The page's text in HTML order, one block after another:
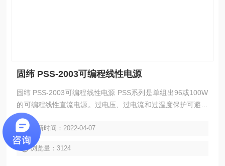
固纬 PSS-2003可编程线性电源
固纬 PSS-2003可编程线性电源 PSS系列是单组出96或100W
的可编程线性直流电源。过电压、过电流和过温度保护可避免
PST电源及负载免受到意外损坏，高解析度可达到10mV、1m
A。LCD可显示输出和设定参数；智能型风扇控制有效降低噪
音。透过RS-232C或是选配的GPIB介面的SCPI指令和LabVIE
W驱动提供编程控制并与ATE开发兼容。
更新时间：2022-04-07
浏览量：3124